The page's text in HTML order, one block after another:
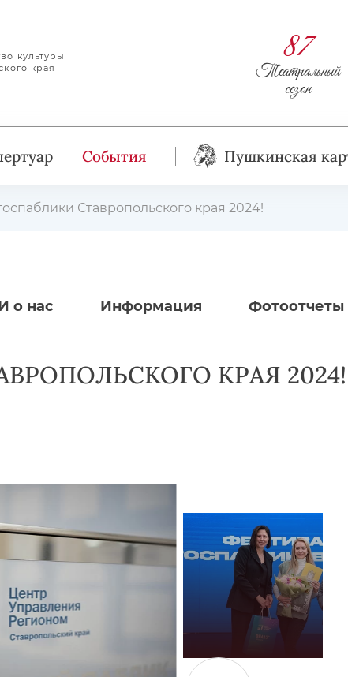
культуры
края
87
Театральный
сезон
События Пушкинская
Ставропольского края 2024!
о нас Информация Фотоотчеты
КРАЯ 2024!